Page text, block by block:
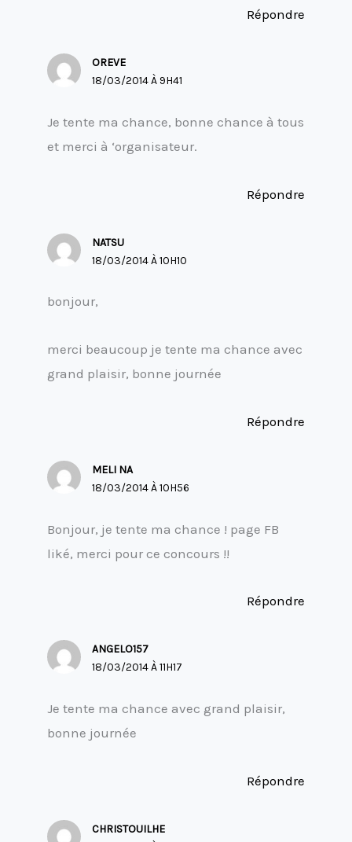
Répondre
OREVE
18/03/2014 À 9H41
Je tente ma chance, bonne chance à tous
et merci à ‘organisateur.
Répondre
NATSU
18/03/2014 À 10H10
bonjour,
merci beaucoup je tente ma chance avec
grand plaisir, bonne journée
Répondre
MELI NA
18/03/2014 À 10H56
Bonjour, je tente ma chance ! page FB
liké, merci pour ce concours !!
Répondre
ANGELO157
18/03/2014 À 11H17
Je tente ma chance avec grand plaisir,
bonne journée
Répondre
CHRISTOUILHE